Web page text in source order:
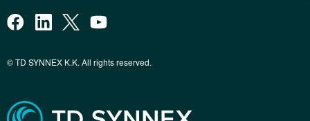
© TD SYNNEX K.K. All rights reserved.